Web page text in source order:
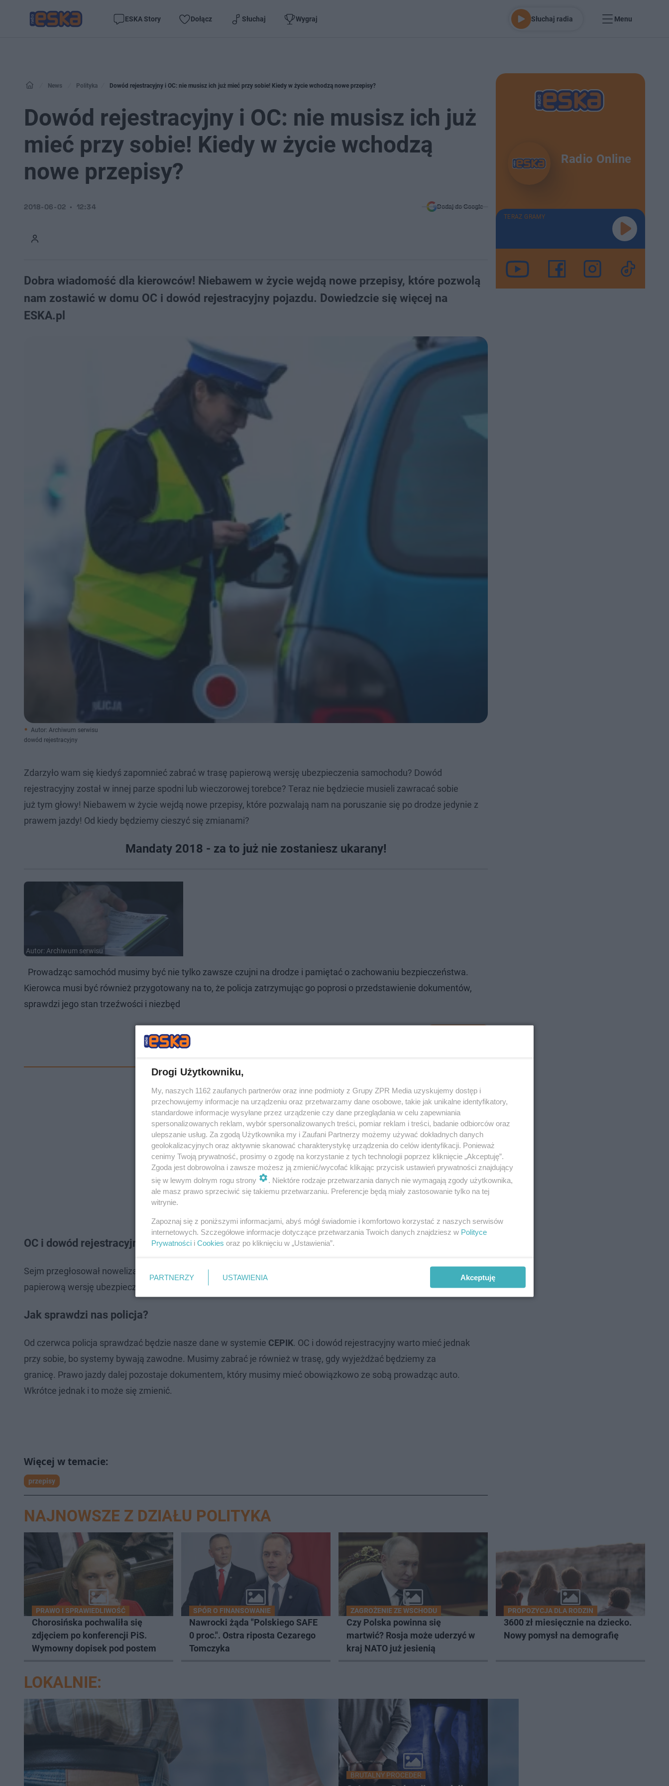
ESKA Story Dołącz Słuchaj Wygraj Słuchaj radia Menu
News Polityka Dowód rejestracyjny i OC: nie musisz ich już mieć przy sobie! Kiedy w życie wchodzą nowe przepisy?
Dowód rejestracyjny i OC: nie musisz ich już
mieć przy sobie! Kiedy w życie wchodzą
nowe przepisy?
2018-06-02 12:34 Dodaj do Google
Dobra wiadomość dla kierowców! Niebawem w życie wejdą nowe przepisy, które pozwolą
nam zostawić w domu OC i dowód rejestracyjny pojazdu. Dowiedzcie się więcej na
ESKA.pl
Autor: Archiwum serwisu
dowód rejestracyjny
Zdarzyło wam się kiedyś zapomnieć zabrać w trasę papierową wersję ubezpieczenia samochodu? Dowód
rejestracyjny został w innej parze spodni lub wieczorowej torebce? Teraz nie będziecie musieli zawracać sobie
już tym głowy! Niebawem w życie wejdą nowe przepisy, które pozwalają nam na poruszanie się po drodze jedynie z
prawem jazdy! Od kiedy będziemy cieszyć się zmianami?
Mandaty 2018 - za to już nie zostaniesz ukarany!
Autor: Archiwum serwisu
Prowadząc samochód musimy być nie tylko zawsze czujni na drodze i pamiętać o zachowaniu bezpieczeństwa.
Kierowca musi być również przygotowany na to, że policja zatrzymując go poprosi o przedstawienie dokumentów,
sprawdzi jego stan trzeźwości i niezbęd
OC i dowód rejestracyjny - od kiedy zmiany?
Sejm przegłosował nowelizację ustawy, która pozwoli nam zostawić w domu dowód rejestracyjny samochodu i
papierową wersję ubezpieczenia OC. Zmiana wejdzie w życie już 4.06.2018.
Jak sprawdzi nas policja?
Od czerwca policja sprawdzać będzie nasze dane w systemie CEPIK. OC i dowód rejestracyjny warto mieć jednak
przy sobie, bo systemy bywają zawodne. Musimy zabrać je również w trasę, gdy wyjeżdżać będziemy za
granicę. Prawo jazdy dalej pozostaje dokumentem, który musimy mieć obowiązkowo ze sobą prowadząc auto.
Wkrótce jednak i to może się zmienić.
przepisy
Radio Online
TERAZ GRAMY
NAJNOWSZE Z DZIAŁU POLITYKA
PRAWO I SPRAWIEDLIWOŚĆ
Chorosińska pochwaliła się
zdjęciem po konferencji PiS.
Wymowny dopisek pod postem
SPÓR O FINANSOWANIE
Nawrocki żąda "Polskiego SAFE
0 proc.". Ostra riposta Cezarego
Tomczyka
ZAGROŻENIE ZE WSCHODU
Czy Polska powinna się
martwić? Rosja może uderzyć w
kraj NATO już jesienią
PROPOZYCJA DLA RODZIN
3600 zł miesięcznie na dziecko.
Nowy pomysł na demografię
LOKALNIE:
BRUTALNY PROCEDER
Drogi Użytkowniku,
My, naszych 1162 zaufanych partnerów oraz inne podmioty z Grupy ZPR Media uzyskujemy dostęp i
przechowujemy informacje na urządzeniu oraz przetwarzamy dane osobowe, takie jak unikalne identyfikatory,
standardowe informacje wysyłane przez urządzenie czy dane przeglądania w celu zapewniania
spersonalizowanych reklam, wybór spersonalizowanych treści, pomiar reklam i treści, badanie odbiorców oraz
ulepszanie usług. Za zgodą Użytkownika my i Zaufani Partnerzy możemy używać dokładnych danych
geolokalizacyjnych oraz aktywnie skanować charakterystykę urządzenia do celów identyfikacji. Ponieważ
cenimy Twoją prywatność, prosimy o zgodę na korzystanie z tych technologii poprzez kliknięcie „Akceptuję”.
Zgoda jest dobrowolna i zawsze możesz ją zmienić/wycofać klikając przycisk ustawień prywatności znajdujący
się w lewym dolnym rogu strony
. Niektóre rodzaje przetwarzania danych nie wymagają zgody użytkownika,
ale masz prawo sprzeciwić się takiemu przetwarzaniu. Preferencje będą miały zastosowanie tylko na tej
witrynie.
Zapoznaj się z poniższymi informacjami, abyś mógł świadomie i komfortowo korzystać z naszych serwisów
internetowych. Szczegółowe informacje dotyczące przetwarzania Twoich danych znajdziesz w Polityce
Prywatności i Cookies oraz po kliknięciu w „Ustawienia”.
PARTNERZY USTAWIENIA Akceptuję